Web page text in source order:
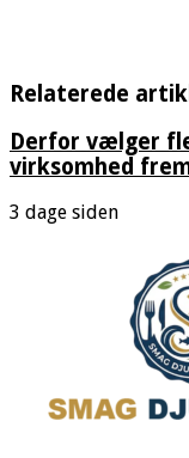
Relaterede
Derfor vælger
virksomhed
3 dage siden